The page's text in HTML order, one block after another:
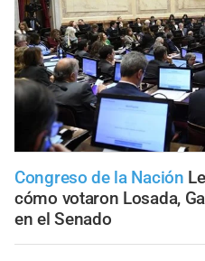
Congreso de la Nación
cómo votaron Losada,
en el Senado